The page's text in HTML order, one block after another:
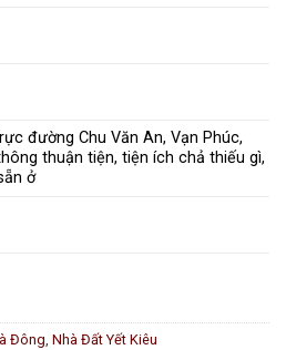
đường Chu Văn An, Vạn Phúc,
thuận tiện, tiện ích chả thiếu gì,
ở
Đông, Nhà Đất Yết Kiêu